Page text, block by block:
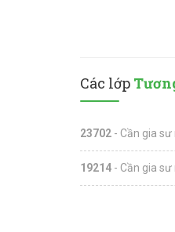
Các lớp
23702 - Cần gia
19214 - Cần gia